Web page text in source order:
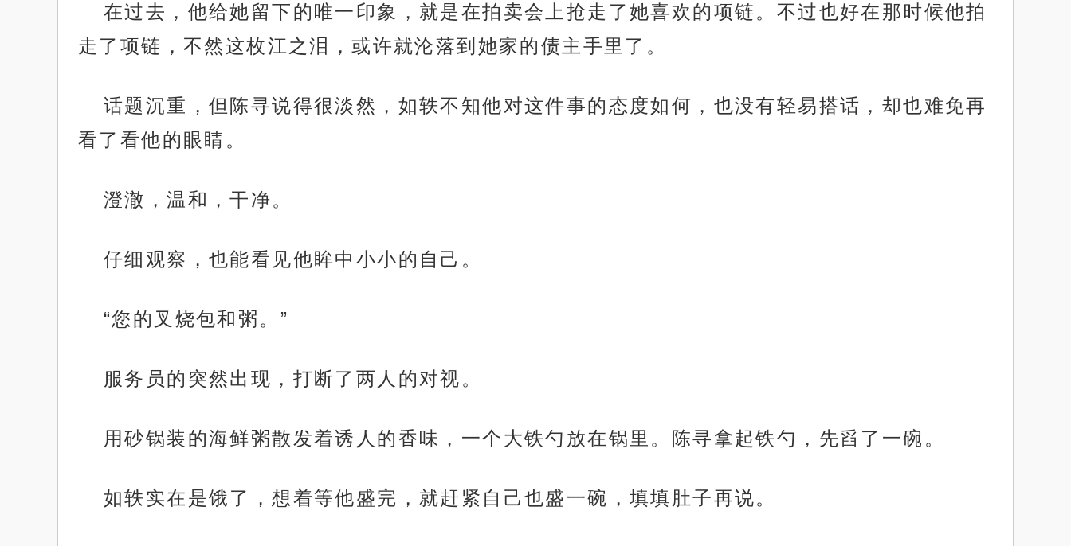
在过去，他给她留下的唯一印象，就是在拍卖会上抢走了她喜欢的项链。不过也好在那时候他拍
走了项链，不然这枚江之泪，或许就沦落到她家的债主手里了。
话题沉重，但陈寻说得很淡然，如轶不知他对这件事的态度如何，也没有轻易搭话，却也难免再
看了看他的眼睛。
澄澈，温和，干净。
仔细观察，也能看见他眸中小小的自己。
“您的叉烧包和粥。”
服务员的突然出现，打断了两人的对视。
用砂锅装的海鲜粥散发着诱人的香味，一个大铁勺放在锅里。陈寻拿起铁勺，先舀了一碗。
如轶实在是饿了，想着等他盛完，就赶紧自己也盛一碗，填填肚子再说。